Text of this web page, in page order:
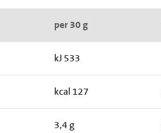
per 30 g
kJ 533
kcal 127
3,4 g